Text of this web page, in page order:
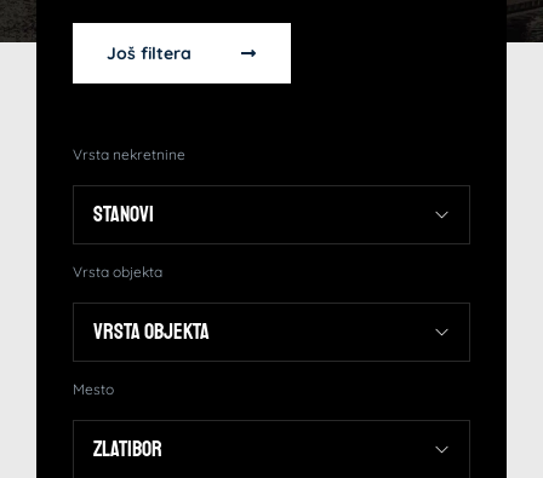
Još filtera
Vrsta nekretnine
Vrsta objekta
Mesto